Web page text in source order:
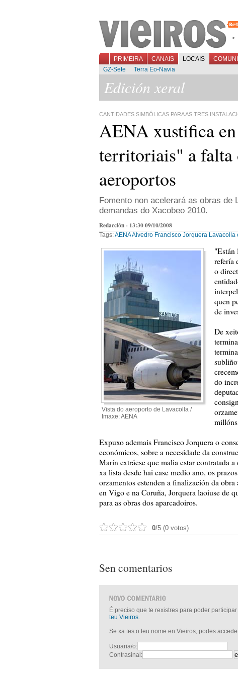
PRIMEIRA CANAIS LOCAIS
GZ-Sete
Terra Eo-Navia
Edición xeral
CANTIDADES SIMBÓLICAS PARA AS TRES
AENA xustifica
territoriais" a falta
aeroportos
Fomento non acelerará as obras de
demandas do Xacobeo 2010.
Redacción - 13:30 09/10/2008
Tags:AENAAlvedro Francisco Jorquera Lavacolla
Vista do aeroporto de Lavacolla /
Imaxe: AENA
"Están
refería
o
quen
de
De
do
Expuxo ademais Francisco Jorquera o
económicos, sobre a necesidade da
Marín extráese que malia estar contratada
xa lista desde hai case medio ano, os
orzamentos estenden a finalización da
en Vigo e na Coruña, Jorquera laoiuse de
para as obras dos aparcadoiros.
0/5 (0 votos)
Sen comentarios
É preciso que te rexistres para poder
teu Vieiros.
Se xa tes o teu nome en Vieiros, podes
Usuaria/o:
Contrasinal: